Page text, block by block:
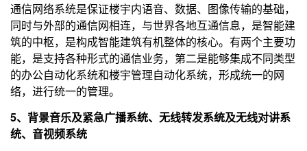
通信网络系统是保证楼宇内语音、数据、图像传输的基础，
同时与外部的通信网相连，与世界各地互通信息，是智能建
筑的中枢，是构成智能建筑有机整体的核心。有两个主要功
能，是支持各种形式的通信业务，第二是能够集成不同类型
的办公自动化系统和楼宇管理自动化系统，形成统一的网
络，进行统一的管理。
5、背景音乐及紧急广播系统、无线转发系统及无线对讲系
统、音视频系统